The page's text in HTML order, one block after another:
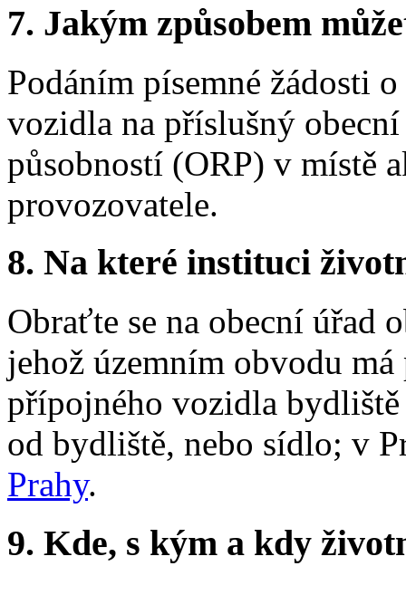
7. Jakým způsobem
Podáním písemné žádosti
vozidla na příslušný
působností (ORP) v místě
provozovatele.
8. Na které instituci
Obraťte se na obecní úřad
jehož územním obvodu
přípojného vozidla
od bydliště, nebo sídlo; v
Prahy.
9. Kde, s kým a kdy